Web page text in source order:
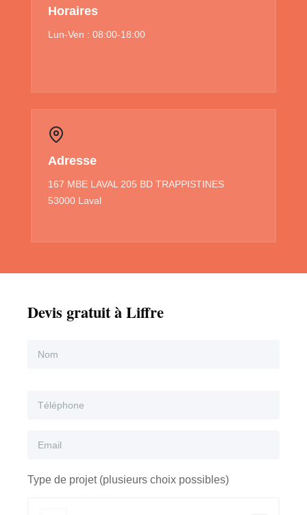
Horaires
Lun-Ven : 08:00-18:00
Adresse
167 MBE LAVAL 205 BD TRAPPISTINES
53000 Laval
Devis gratuit à Liffre
Type de projet (plusieurs choix possibles)